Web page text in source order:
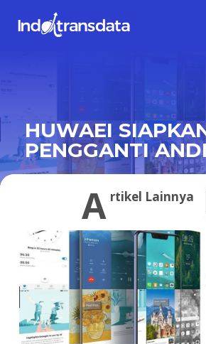
HUWAEI
PENGGANTI
A rtikel Lainnya